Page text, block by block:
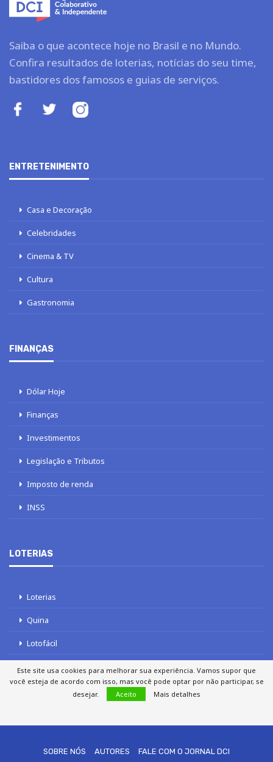
Saiba o que acontece hoje no Brasil e no Mundo.
Confira resultados de loterias, notícias do seu time,
bastidores dos famosos e guias de serviços.
ENTRETENIMENTO
Casa e Decoração
Celebridades
Cinema & TV
Cultura
Gastronomia
FINANÇAS
Dólar Hoje
Finanças
Investimentos
Legislação e Tributos
Imposto de renda
INSS
LOTERIAS
Loterias
Quina
Lotofácil
Mega-Sena
Tele sena
SOBRE NÓS AUTORES FALE COM O JORNAL DCI
Este site usa cookies para melhorar sua experiência. Vamos supor que
você esteja de acordo com isso, mas você pode optar por não participar, se
desejar.
Aceito Mais detalhes